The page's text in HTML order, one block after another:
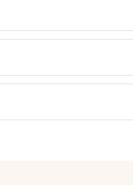
CI 19140 (Yellow 5),
Powtarzaj czynność według